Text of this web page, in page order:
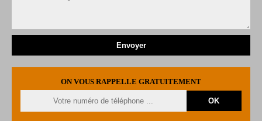
ON VOUS RAPPELLE GRATUITEMENT